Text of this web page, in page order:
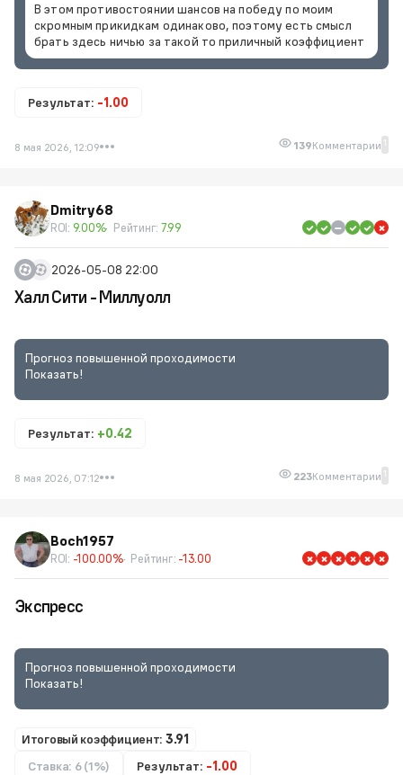
В этом противостоянии шансов на победу по моим
скромным прикидкам одинаково, поэтому есть смысл
брать здесь ничью за такой то приличный коэффициент
Результат: -1.00
8 мая 2026, 12:09 139Комментарии 1
Dmitry68
ROI: 9.00% Рейтинг: 7.99
2026-05-08 22:00
Халл Сити - Миллуолл
Прогноз повышенной проходимости
Показать!
Результат: +0.42
8 мая 2026, 07:12 223Комментарии 1
Boch1957
ROI: -100.00% Рейтинг: -13.00
Экспресс
Прогноз повышенной проходимости
Показать!
Итоговый коэффициент: 3.91
Ставка: 6 (1%)
Результат: -1.00